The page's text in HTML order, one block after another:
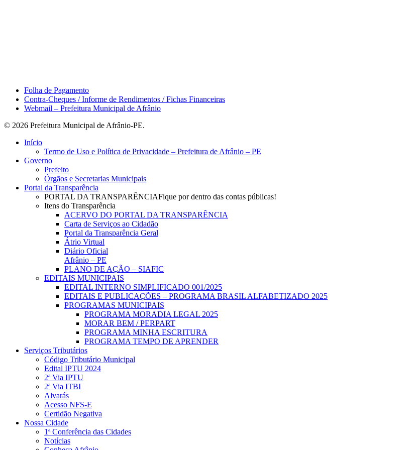
Folha de Pagamento
Contra-Cheques / Informe de Rendimentos / Fichas Financeiras
Webmail – Prefeitura Municipal de Afrânio
© 2026 Prefeitura Municipal de Afrânio-PE.
Close
Início
Termo de Uso e Política de Privacidade – Prefeitura de Afrânio – PE
Governo
Prefeito
Órgãos e Secretarias Municipais
Portal da Transparência
PORTAL DA TRANSPARÊNCIAFique por dentro das contas públicas!
Itens do Transparência
ACERVO DO PORTAL DA TRANSPARÊNCIA
Carta de Serviços ao Cidadão
Portal da Transparência Geral
Átrio Virtual
Diário Oficial
Afrânio – PE
PLANO DE AÇÃO – SIAFIC
EDITAIS MUNICIPAIS
EDITAL INTERNO SIMPLIFICADO 001/2025
EDITAIS E PUBLICAÇÕES – PROGRAMA BRASIL ALFABETIZADO 2025
PROGRAMAS MUNICIPAIS
PROGRAMA MORADIA LEGAL 2025
MORAR BEM / PERPART
PROGRAMA MINHA ESCRITURA
PROGRAMA TEMPO DE APRENDER
Serviços Tributários
Código Tributário Municipal
Edital IPTU 2024
2ª Via IPTU
2ª Via ITBI
Alvarás
Acesso NFS-E
Certidão Negativa
Nossa Cidade
1ª Conferência das Cidades
Notícias